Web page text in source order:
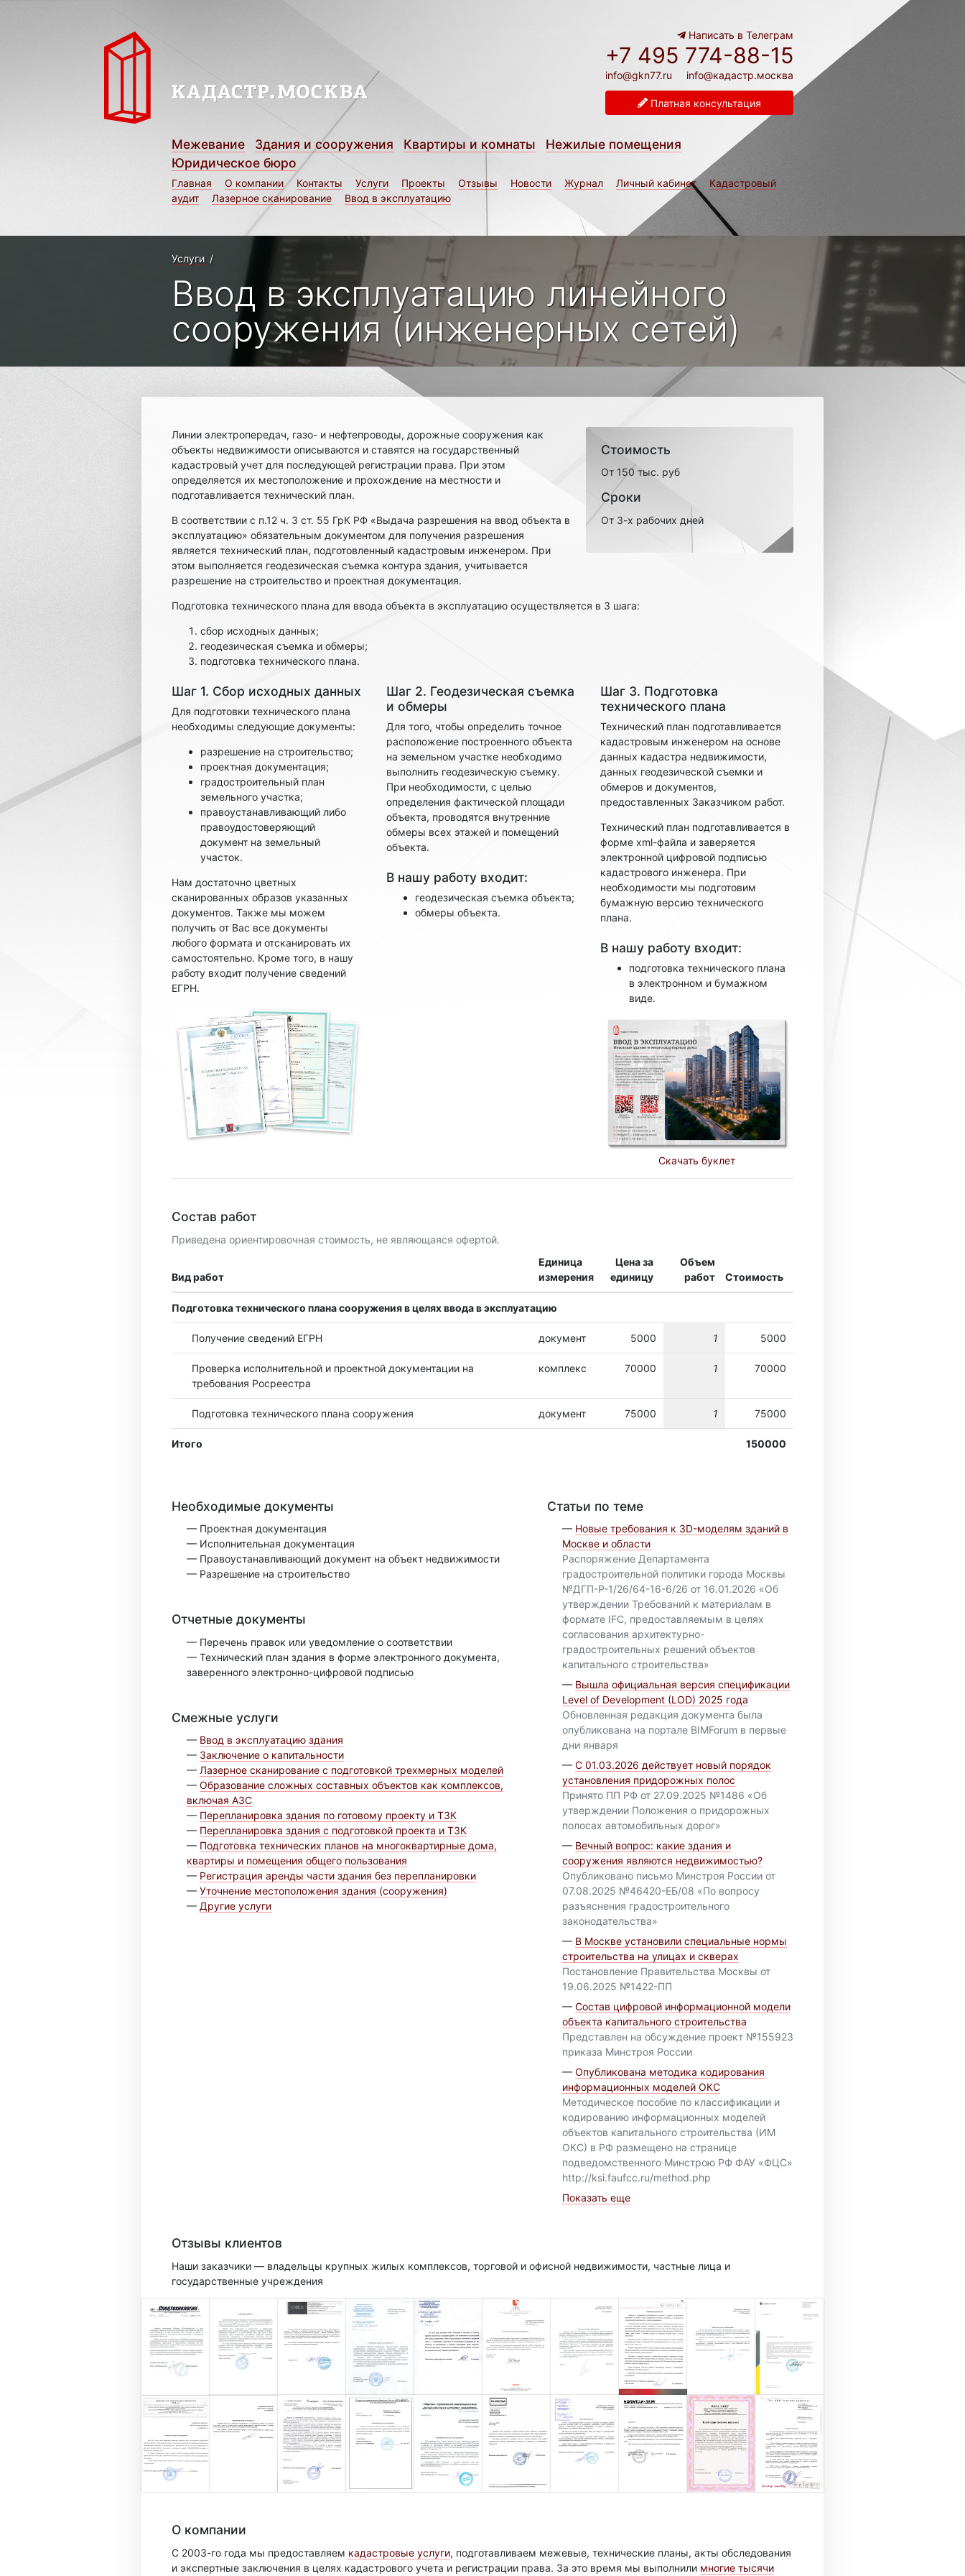
Написать в Телеграм
+7 495 774-88-15
info@gkn77.ru info@кадастр.москва
Платная консультация
Межевание Здания и сооружения Квартиры и комнаты
Нежилые помещения
Юридическое бюро
Главная О компании Контакты Услуги Проекты Отзывы Новости Журнал Личный кабинет
Кадастровый
аудит
Лазерное сканирование Ввод в эксплуатацию
Услуги /
Ввод в эксплуатацию линейного
сооружения (инженерных сетей)
Стоимость
От 150 тыс. руб
Сроки
От 3-х рабочих дней
Линии электропередач, газо- и нефтепроводы, дорожные сооружения как
объекты недвижимости описываются и ставятся на государственный
кадастровый учет для последующей регистрации права. При этом
определяется их местоположение и прохождение на местности и
подготавливается технический план.
В соответствии с п.12 ч. 3 ст. 55 ГрК РФ «Выдача разрешения на ввод объекта в
эксплуатацию» обязательным документом для получения разрешения
является технический план, подготовленный кадастровым инженером. При
этом выполняется геодезическая съемка контура здания, учитывается
разрешение на строительство и проектная документация.
Подготовка технического плана для ввода объекта в эксплуатацию осуществляется в 3 шага:
сбор исходных данных;
геодезическая съемка и обмеры;
подготовка технического плана.
Шаг 1. Сбор исходных данных
Для подготовки технического плана
необходимы следующие документы:
разрешение на строительство;
проектная документация;
градостроительный план
земельного участка;
правоустанавливающий либо
правоудостоверяющий
документ на земельный
участок.
Нам достаточно цветных
сканированных образов указанных
документов. Также мы можем
получить от Вас все документы
любого формата и отсканировать их
самостоятельно. Кроме того, в нашу
работу входит получение сведений
ЕГРН.
Шаг 2. Геодезическая съемка
и обмеры
Для того, чтобы определить точное
расположение построенного объекта
на земельном участке необходимо
выполнить геодезическую съемку.
При необходимости, с целью
определения фактической площади
объекта, проводятся внутренние
обмеры всех этажей и помещений
объекта.
В нашу работу входит:
геодезическая съемка объекта;
обмеры объекта.
Шаг 3. Подготовка
технического плана
Технический план подготавливается
кадастровым инженером на основе
данных кадастра недвижимости,
данных геодезической съемки и
обмеров и документов,
предоставленных Заказчиком работ.
Технический план подготавливается в
форме xml-файла и заверяется
электронной цифровой подписью
кадастрового инженера. При
необходимости мы подготовим
бумажную версию технического
плана.
В нашу работу входит:
подготовка технического плана
в электронном и бумажном
виде.
Скачать буклет
Состав работ
Приведена ориентировочная стоимость, не являющаяся офертой.
Вид работ
Единица
измерения
Цена за
единицу
Объем
работ
Стоимость
Подготовка технического плана сооружения в целях ввода в эксплуатацию
Получение сведений ЕГРН документ 5000 1 5000
Проверка исполнительной и проектной документации на
требования Росреестра
комплекс 70000 1 70000
Подготовка технического плана сооружения документ 75000 1 75000
Итого 150000
Необходимые документы
— Проектная документация
— Исполнительная документация
— Правоустанавливающий документ на объект недвижимости
— Разрешение на строительство
Отчетные документы
— Перечень правок или уведомление о соответствии
— Технический план здания в форме электронного документа,
заверенного электронно-цифровой подписью
Смежные услуги
— Ввод в эксплуатацию здания
— Заключение о капитальности
— Лазерное сканирование с подготовкой трехмерных моделей
— Образование сложных составных объектов как комплексов,
включая АЗС
— Перепланировка здания по готовому проекту и ТЗК
— Перепланировка здания с подготовкой проекта и ТЗК
— Подготовка технических планов на многоквартирные дома,
квартиры и помещения общего пользования
— Регистрация аренды части здания без перепланировки
— Уточнение местоположения здания (сооружения)
— Другие услуги
Статьи по теме
— Новые требования к 3D-моделям зданий в
Москве и области
Распоряжение Департамента
градостроительной политики города Москвы
№ДГП-Р-1/26/64-16-6/26 от 16.01.2026 «Об
утверждении Требований к материалам в
формате IFC, предоставляемым в целях
согласования архитектурно-
градостроительных решений объектов
капитального строительства»
— Вышла официальная версия спецификации
Level of Development (LOD) 2025 года
Обновленная редакция документа была
опубликована на портале BIMForum в первые
дни января
— С 01.03.2026 действует новый порядок
установления придорожных полос
Принято ПП РФ от 27.09.2025 №1486 «Об
утверждении Положения о придорожных
полосах автомобильных дорог»
— Вечный вопрос: какие здания и
сооружения являются недвижимостью?
Опубликовано письмо Минстроя России от
07.08.2025 №46420-ЕБ/08 «По вопросу
разъяснения градостроительного
законодательства»
— В Москве установили специальные нормы
строительства на улицах и скверах
Постановление Правительства Москвы от
19.06.2025 №1422-ПП
— Состав цифровой информационной модели
объекта капитального строительства
Представлен на обсуждение проект №155923
приказа Минстроя России
— Опубликована методика кодирования
информационных моделей ОКС
Методическое пособие по классификации и
кодированию информационных моделей
объектов капитального строительства (ИМ
ОКС) в РФ размещено на странице
подведомственного Минстрою РФ ФАУ «ФЦС»
http://ksi.faufcc.ru/method.php
Показать еще
Отзывы клиентов
Наши заказчики — владельцы крупных жилых комплексов, торговой и офисной недвижимости, частные лица и
государственные учреждения
О компании
С 2003-го года мы предоставляем кадастровые услуги, подготавливаем межевые, технические планы, акты обследования
и экспертные заключения в целях кадастрового учета и регистрации права. За это время мы выполнили многие тысячи